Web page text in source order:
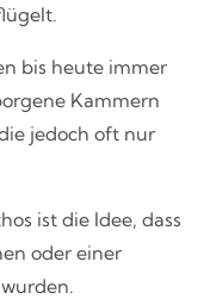
bis heute immer
Kammern
jedoch oft nur
ist die Idee, dass
oder einer